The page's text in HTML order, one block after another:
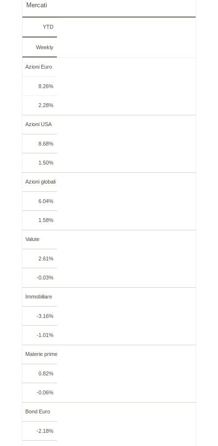
Mercati
YTD
Weekly
Azioni Euro
8.26%
2.28%
Azioni USA
8.68%
1.50%
Azioni globali
6.04%
1.58%
Valute
2.61%
-0.03%
Immobiliare
-3.16%
-1.01%
Materie prime
0.82%
-0.06%
Bond Euro
-2.18%